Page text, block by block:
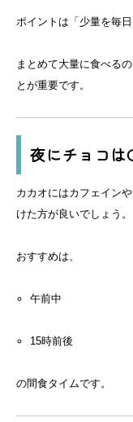
ポイントは「少量を毎日
まとめて大量に食べる
とが重要です。
夜にチョコは
カカオにはカフェイン
けた方が良いでしょう。
おすすめは、
午前中
15時前後
の間食タイムです。